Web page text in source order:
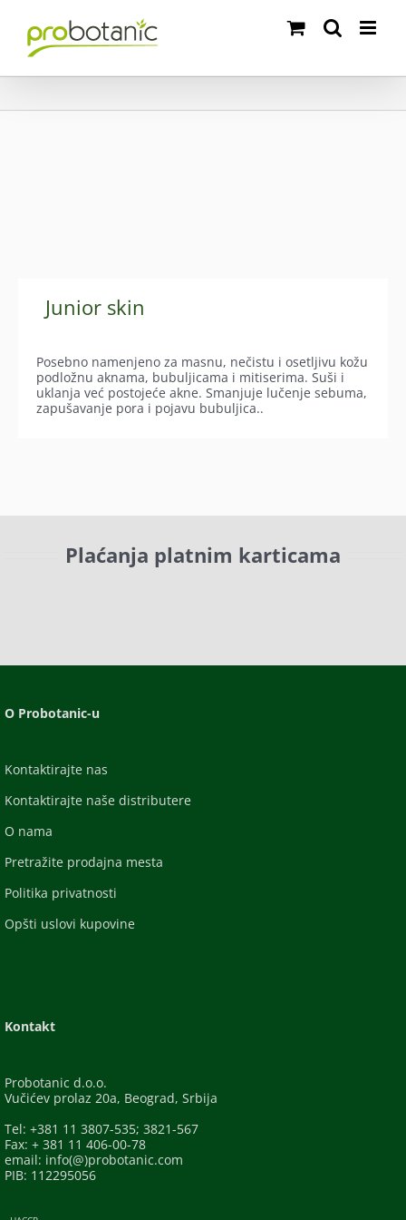
content
Junior skin
Posebno namenjeno za masnu, nečistu i osetljivu kožu
podložnu aknama, bubuljicama i mitiserima. Suši i
uklanja već postojeće akne. Smanjuje lučenje sebuma,
zapušavanje pora i pojavu bubuljica..
Plaćanja platnim karticama
O Probotanic-u
Kontaktirajte nas
Kontaktirajte naše distributere
O nama
Pretražite prodajna mesta
Politika privatnosti
Opšti uslovi kupovine
Kontakt
Probotanic d.o.o.
Vučićev prolaz 20a, Beograd, Srbija
Tel: +381 11 3807-535; 3821-567
Fax: + 381 11 406-00-78
email: info(@)probotanic.com
PIB: 112295056